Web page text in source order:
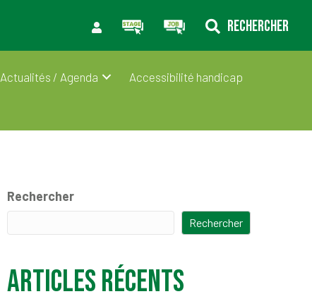
RECHERCHER
Actualités / Agenda Accessibilité handicap
Rechercher
Rechercher
Articles récents